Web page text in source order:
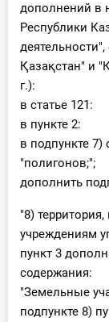
дополнений в
Республики
Қазақстан" и
г.):
в статье 121:
в пункте 2:
в подпункте
"полигонов;";
дополнить
"8)
учреждениям
пункт 3
содержания:
"Земельные
подпункте 8)